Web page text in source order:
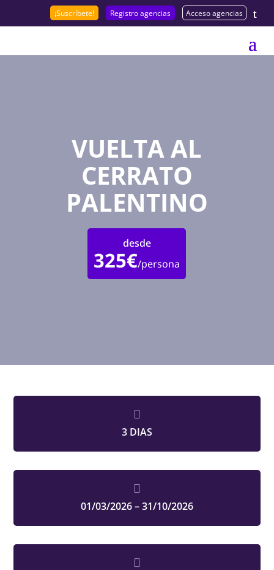
¡Suscríbete! Registro agencias Acceso agencias
VUELTA AL
CERRATO
PALENTINO
desde
325€/persona

3 DIAS

01/03/2026 – 31/10/2026
